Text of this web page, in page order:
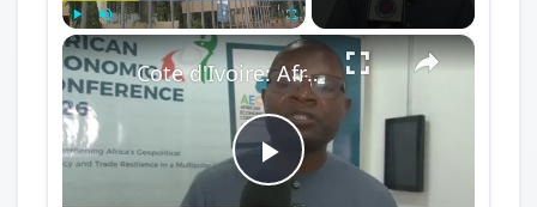
Play Unmute Fullscreen ×
Play
Cote d'Ivoire: African Economic Conference focuses on development opportunities in multipolar world.